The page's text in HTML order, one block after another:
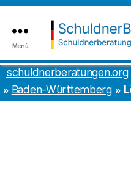
Inhalt
springen
to
the
content
Menü
schuldnerberatungen.org
Baden-Württemberg